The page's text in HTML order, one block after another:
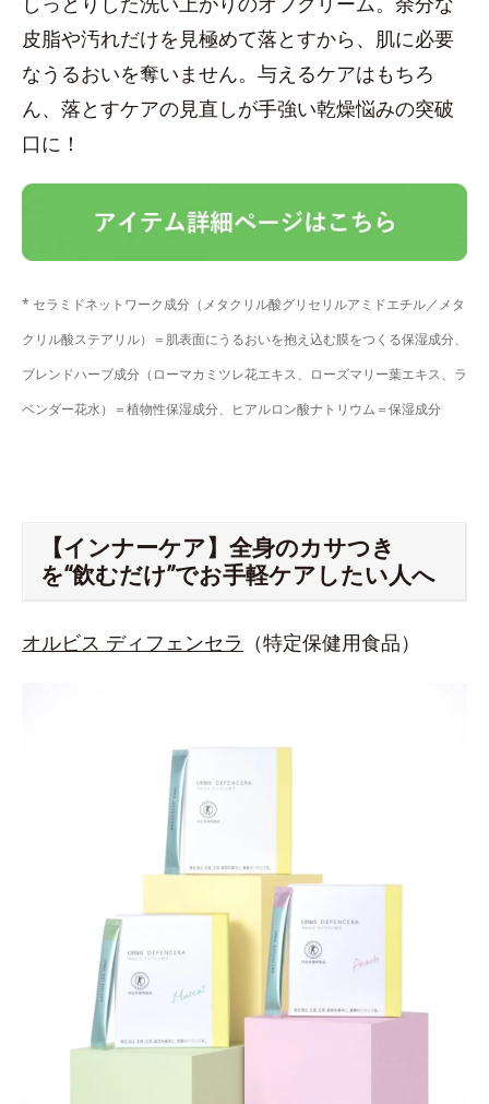
皮脂や汚れだけを見極めて落とすから、肌に必要
なうるおいを奪いません。与えるケアはもちろ
ん、落とすケアの見直しが手強い乾燥悩みの突破
口に！
* セラミドネットワーク成分（メタクリル酸グリセリルアミドエチル／メタ
クリル酸ステアリル）＝肌表面にうるおいを抱え込む膜をつくる保湿成分、
ブレンドハーブ成分（ローマカミツレ花エキス、ローズマリー葉エキス、ラ
ベンダー花水）＝植物性保湿成分、ヒアルロン酸ナトリウム＝保湿成分
【インナーケア】全身のカサつき
を“飲むだけ”でお手軽ケアしたい人へ
オルビス ディフェンセラ （特定保健用食品）